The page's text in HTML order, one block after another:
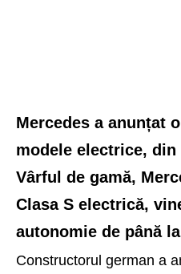
Mercedes a anunțat
modele electrice, din
Vârful de gamă,
Clasa S electrică,
autonomie de până
Constructorul german a